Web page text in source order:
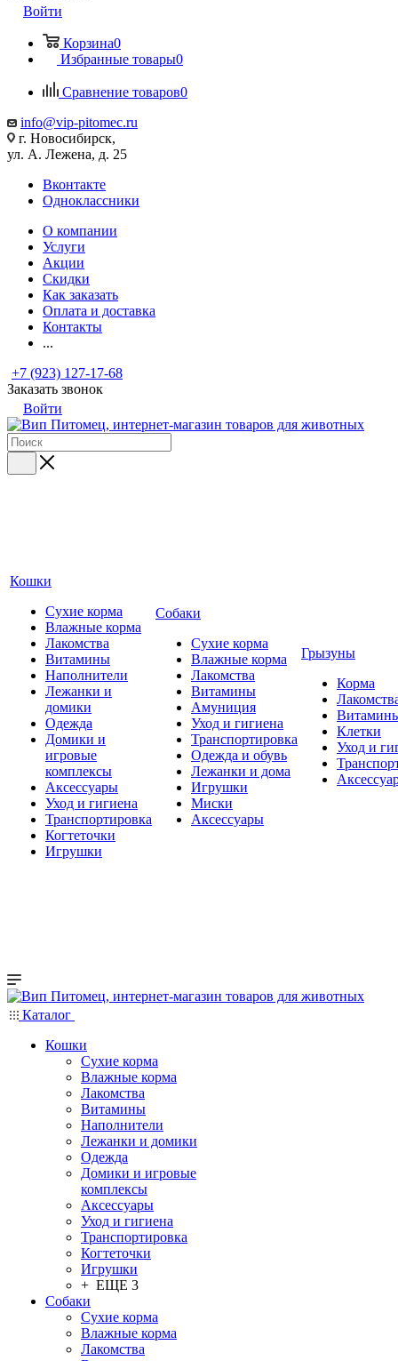
Войти
Корзина0
Избранные товары0
Сравнение товаров0
info@vip-pitomec.ru
г. Новосибирск,
ул. А. Лежена, д. 25
Вконтакте
Одноклассники
О компании
Услуги
Акции
Скидки
Как заказать
Оплата и доставка
Контакты
...
+7 (923) 127-17-68
Заказать звонок
Войти
Кошки
Сухие корма
Влажные корма
Лакомства
Витамины
Наполнители
Лежанки и
домики
Одежда
Домики и
игровые
комплексы
Аксессуары
Уход и гигиена
Транспортировка
Когтеточки
Игрушки
Собаки
Сухие корма
Влажные корма
Лакомства
Витамины
Амуниция
Уход и гигиена
Транспортировка
Одежда и обувь
Лежанки и дома
Игрушки
Миски
Аксессуары
Грызуны
Корма
Клетки
Уход и
Каталог
Кошки
Сухие корма
Влажные корма
Лакомства
Витамины
Наполнители
Лежанки и домики
Одежда
Домики и игровые
комплексы
Аксессуары
Уход и гигиена
Транспортировка
Когтеточки
Игрушки
+ ЕЩЕ 3
Собаки
Сухие корма
Влажные корма
Лакомства